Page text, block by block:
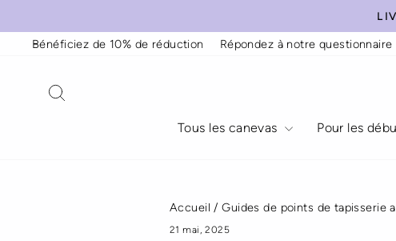
contenuBénéficiez de 10% de réduction
Répondez à notre questionnaire
Tous les canevas Pour les
Accueil / Guides de points de tapisserie
21 mai, 2025